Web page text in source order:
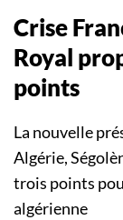
Crise
Royal
points
La nouvelle
Algérie,
trois points
algérienne